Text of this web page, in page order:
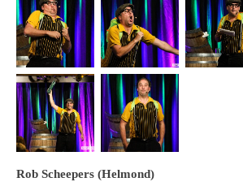
Rob Scheepers (Helmond)